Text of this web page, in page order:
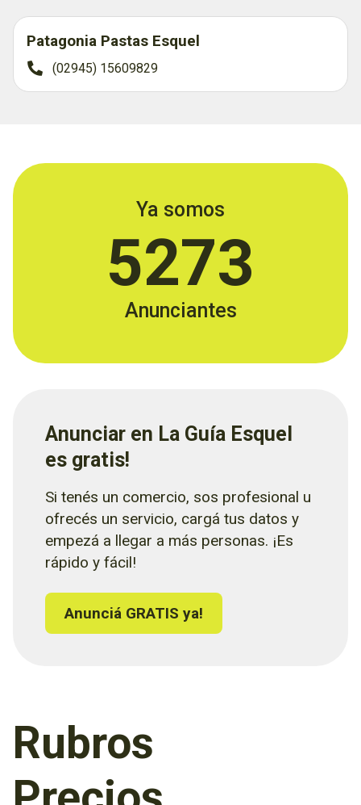
Patagonia Pastas Esquel
(02945) 15609829
Ya somos
5273
Anunciantes
Anunciar en La Guía Esquel
es gratis!
Si tenés un comercio, sos profesional u
ofrecés un servicio, cargá tus datos y
empezá a llegar a más personas. ¡Es
rápido y fácil!
Anunciá GRATIS ya!
Rubros